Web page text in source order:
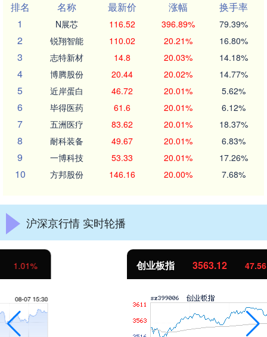
排名
名称 最新价 涨幅
换手率
1
N展芯 116.52 396.89% 79.39%
2 锐翔智能 110.02 20.21% 16.80%
3 志特新材 14.8 20.03% 14.18%
4 博腾股份 20.44 20.02% 14.77%
5 近岸蛋白 46.72 20.01% 5.62%
6 毕得医药 61.6 20.01% 6.12%
7 五洲医疗 83.62 20.01% 18.37%
8 耐科装备 49.67 20.01% 6.83%
9 一博科技 53.33 20.01% 17.26%
10 方邦股份 146.16 20.00% 7.68%
沪深京行情 实时轮播
3563.12 47.56 1.35%